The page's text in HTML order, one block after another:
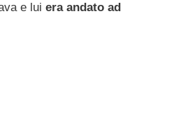
e lui era andato ad